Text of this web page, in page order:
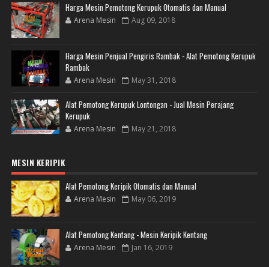
Harga Mesin Pemotong Kerupuk Otomatis dan Manual
Arena Mesin Aug 09, 2018
Harga Mesin Penjual Pengiris Rambak - Alat Pemotong Kerupuk
Rambak
Arena Mesin May 31, 2018
Alat Pemotong Kerupuk Lontongan - Jual Mesin Perajang
Kerupuk
Arena Mesin May 21, 2018
MESIN KERIPIK
Alat Pemotong Keripik Otomatis dan Manual
Arena Mesin May 06, 2019
Alat Pemotong Kentang - Mesin Keripik Kentang
Arena Mesin Jan 16, 2019